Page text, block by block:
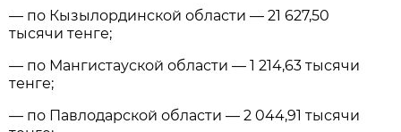
— по Кызылординской области — 21 627,50
тысячи тенге;
— по Мангистауской области — 1 214,63 тысячи
тенге;
— по Павлодарской области — 2 044,91 тысячи